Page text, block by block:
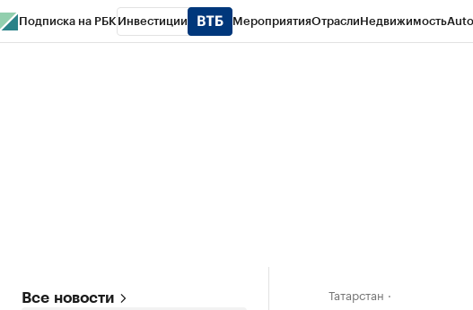
Подписка на РБК Инвестиции МероприятияОтраслиНедвижимость
Все новости Татарстан